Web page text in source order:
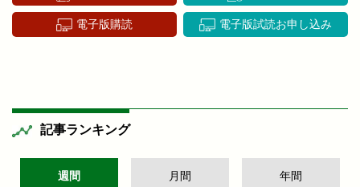
電子版購読 電子版試読お申し込み
記事ランキング
週間 月間 年間